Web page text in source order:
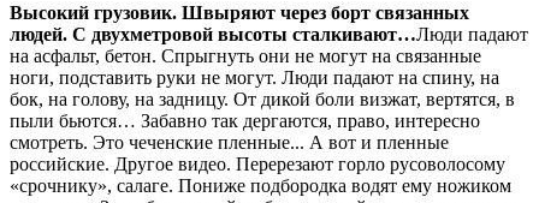
Высокий грузовик. Швыряют через борт связанных
людей. С двухметровой высоты сталкивают…Люди падают
на асфальт, бетон. Спрыгнуть они не могут на связанные
ноги, подставить руки не могут. Люди падают на спину, на
бок, на голову, на задницу. От дикой боли визжат, вертятся, в
пыли бьются… Забавно так дергаются, право, интересно
смотреть. Это чеченские пленные... А вот и пленные
российские. Другое видео. Перерезают горло русоволосому
«срочнику», салаге. Пониже подбородка водят ему ножиком